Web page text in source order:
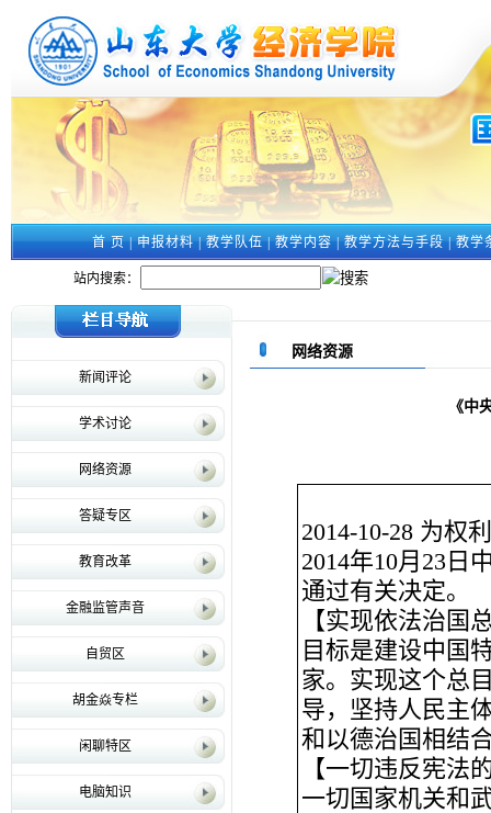
首 页|申报材料|教学队伍|教学内容|教学方法与手段|教学
站内搜索：
新闻评论
学术讨论
网络资源
答疑专区
教育改革
金融监管声音
自贸区
胡金焱专栏
闲聊特区
电脑知识
网络资源
《中
2014-10-28 为权
2014年10月23日
通过有关决定。
【实现依法治国
目标是建设中国
家。实现这个总
导，坚持人民主
和以德治国相结
【一切违反宪法
一切国家机关和